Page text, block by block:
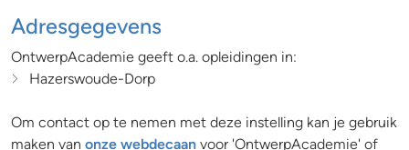
Adresgegevens
OntwerpAcademie geeft o.a. opleidingen in:
Hazerswoude-Dorp
Om contact op te nemen met deze instelling kan je gebruik
maken van onze webdecaan voor 'OntwerpAcademie' of